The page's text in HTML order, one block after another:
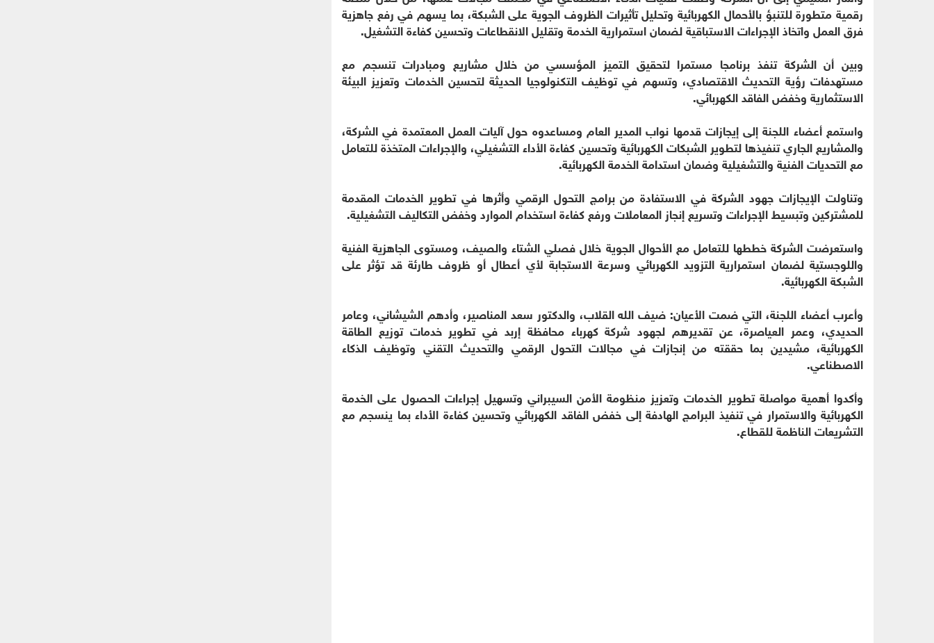
رقمية متطورة للتنبؤ بالأحمال الكهربائية وتحليل تأثيرات الظروف الجوية على الشبكة، بما يسهم في رفع جاهزية
فرق العمل واتخاذ الإجراءات الاستباقية لضمان استمرارية الخدمة وتقليل الانقطاعات وتحسين كفاءة التشغيل.
وبين أن الشركة تنفذ برنامجا مستمرا لتحقيق التميز المؤسسي من خلال مشاريع ومبادرات تنسجم مع
مستهدفات رؤية التحديث الاقتصادي، وتسهم في توظيف التكنولوجيا الحديثة لتحسين الخدمات وتعزيز البيئة
الاستثمارية وخفض الفاقد الكهربائي.
واستمع أعضاء اللجنة إلى إيجازات قدمها نواب المدير العام ومساعدوه حول آليات العمل المعتمدة في الشركة،
والمشاريع الجاري تنفيذها لتطوير الشبكات الكهربائية وتحسين كفاءة الأداء التشغيلي، والإجراءات المتخذة للتعامل
مع التحديات الفنية والتشغيلية وضمان استدامة الخدمة الكهربائية.
وتناولت الإيجازات جهود الشركة في الاستفادة من برامج التحول الرقمي وأثرها في تطوير الخدمات المقدمة
للمشتركين وتبسيط الإجراءات وتسريع إنجاز المعاملات ورفع كفاءة استخدام الموارد وخفض التكاليف التشغيلية.
واستعرضت الشركة خططها للتعامل مع الأحوال الجوية خلال فصلي الشتاء والصيف، ومستوى الجاهزية الفنية
واللوجستية لضمان استمرارية التزويد الكهربائي وسرعة الاستجابة لأي أعطال أو ظروف طارئة قد تؤثر على
الشبكة الكهربائية.
وأعرب أعضاء اللجنة، التي ضمت الأعيان: ضيف الله القلاب، والدكتور سعد المناصير، وأدهم الشيشاني، وعامر
الحديدي، وعمر العياصرة، عن تقديرهم لجهود شركة كهرباء محافظة إربد في تطوير خدمات توزيع الطاقة
الكهربائية، مشيدين بما حققته من إنجازات في مجالات التحول الرقمي والتحديث التقني وتوظيف الذكاء
الاصطناعي.
وأكدوا أهمية مواصلة تطوير الخدمات وتعزيز منظومة الأمن السيبراني وتسهيل إجراءات الحصول على الخدمة
الكهربائية والاستمرار في تنفيذ البرامج الهادفة إلى خفض الفاقد الكهربائي وتحسين كفاءة الأداء بما ينسجم مع
التشريعات الناظمة للقطاع.